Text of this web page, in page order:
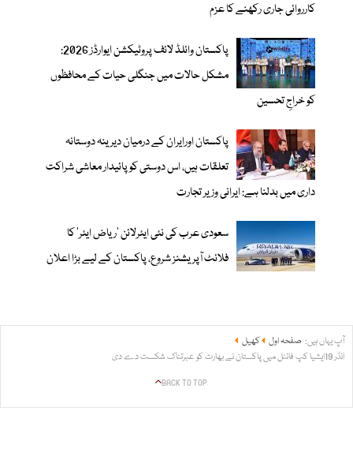
کارروائی جاری رکھنے کا عزم
پاکستان وائلڈ لائف پروٹیکشن ایوارڈز 2026:
مشکل حالات میں جنگلی حیات کے محافظوں
کو خراجِ تحسین
پاکستان اورایران کے درمیان دیرینہ دوستانہ
تعلقات ہیں، اس دوستی کوپائیدار معاشی شراکت
داری میں بدلنا ہے: ایرانی وزیر تجارت
سعودی عرب کی نئی ایئرلائن ‘ریاض ایئر’ کا
فلائٹ آپریشنز شروع، پاکستان کے لیے بڑا اعلان
آپ یہاں ہیں: صفحہ اول
کھیل
انڈر 19ایشیا کپ فائنل میں پاکستان نے بھارت کو عبرتناک شکست دے دی
BACK TO TOP